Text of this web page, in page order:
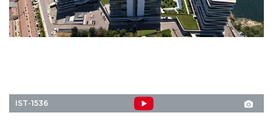
Les appartements avec vue sur la mer sont situés dans un complexe à
Zeytinburnu, Istanbul. Il y a une sécurité, des piscines intérieure et
extérieure, des équipements sportifs, un SPA et un parking.
PRIX DE BASE
12 Mois
À PARTIR DE
828.000 EUR